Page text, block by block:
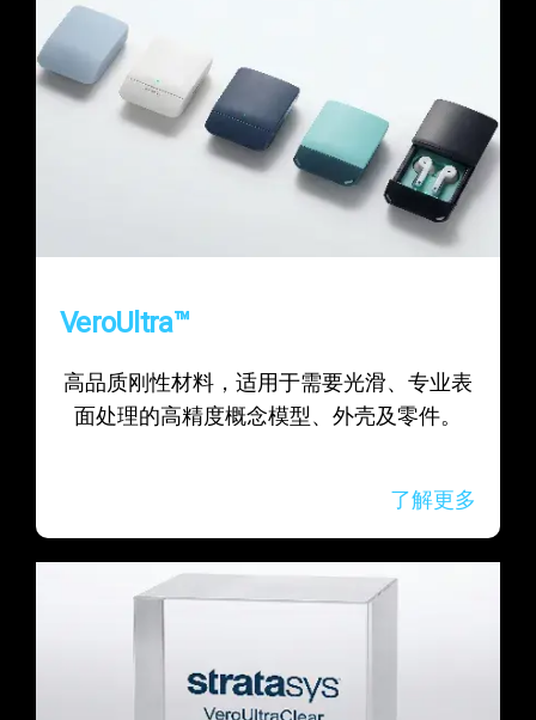
VeroUltra™
高品质刚性材料，适用于需要光滑、专业表
面处理的高精度概念模型、外壳及零件。
了解更多